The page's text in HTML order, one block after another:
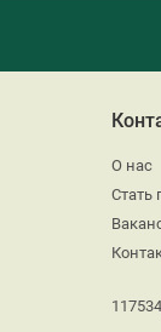
О нас
Стать